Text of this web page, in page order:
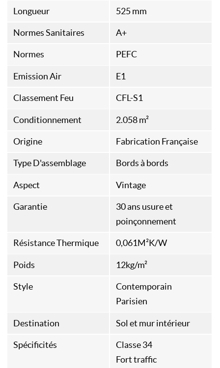
Longueur 525 mm
Normes Sanitaires A+
Normes PEFC
Emission Air E1
Classement Feu CFL-S1
Conditionnement 2.058 m²
Origine Fabrication Française
Type D'assemblage Bords à bords
Aspect Vintage
Garantie
30 ans usure et
poinçonnement
Résistance Thermique 0,061M²K/W
Poids 12kg/m²
Style
Contemporain
Parisien
Destination Sol et mur intérieur
Spécificités
Classe 34
Fort traffic